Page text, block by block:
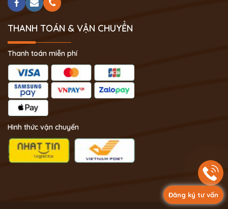
Đăng ký tư vấn
THANH TOÁN & VẬN CHUYỂN
Thanh toán miễn phí
Hình thức vận chuyển